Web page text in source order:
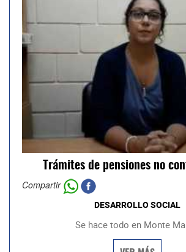
Trámites de pensiones no
Compartir
DESARROLLO SOCIAL
Se hace todo en Monte